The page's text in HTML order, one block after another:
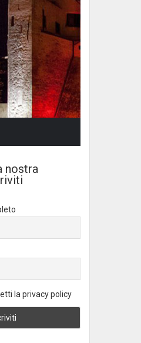
nostra
la privacy policy